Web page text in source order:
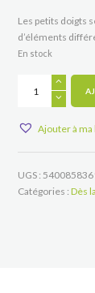
Les petits doigts
d’éléments
En stock
Ajouter à
UGS :
Catégories :Dès